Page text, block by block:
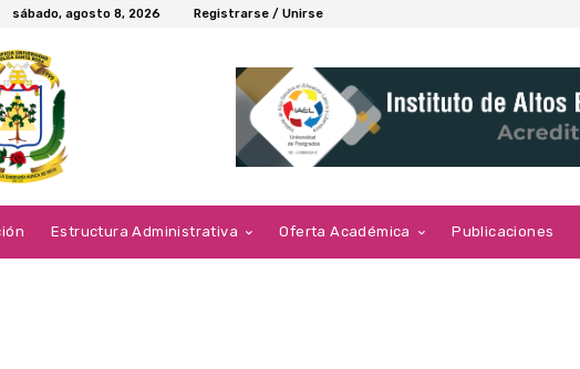
sábado, agosto 8, 2026 Registrarse / Unirse
Estructura Administrativa Oferta Académica Publicaciones